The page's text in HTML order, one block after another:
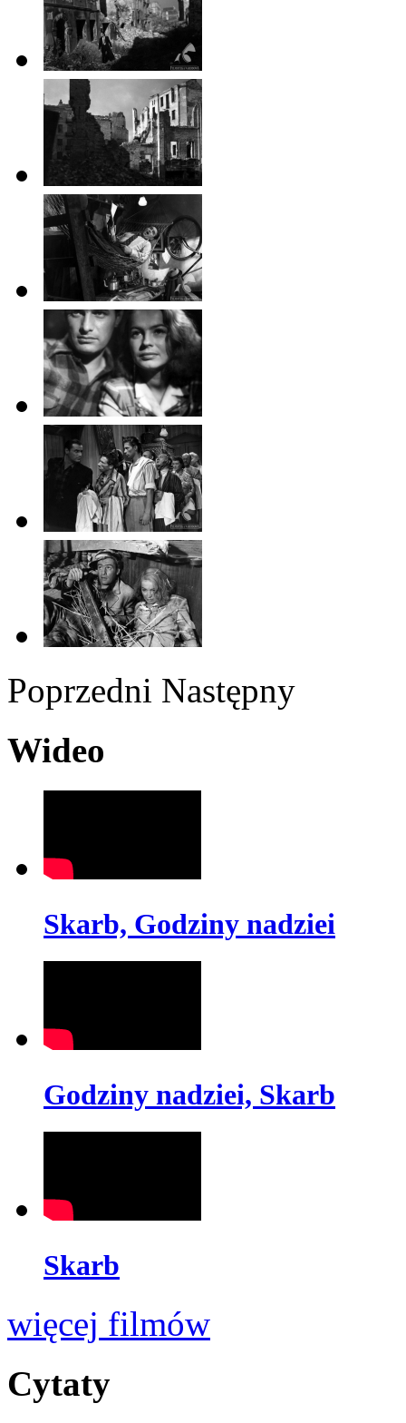
Poprzedni Następny
Wideo
Skarb, Godziny nadziei
Godziny nadziei, Skarb
Skarb
więcej filmów
Cytaty